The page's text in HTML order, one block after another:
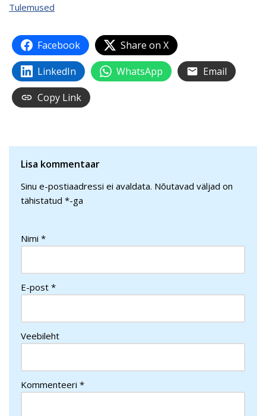
Tulemused
Facebook
Share on X
LinkedIn
WhatsApp
Email
Copy Link
Lisa kommentaar
Sinu e-postiaadressi ei avaldata. Nõutavad väljad on
tähistatud *-ga
Nimi *
E-post *
Veebileht
Kommenteeri *